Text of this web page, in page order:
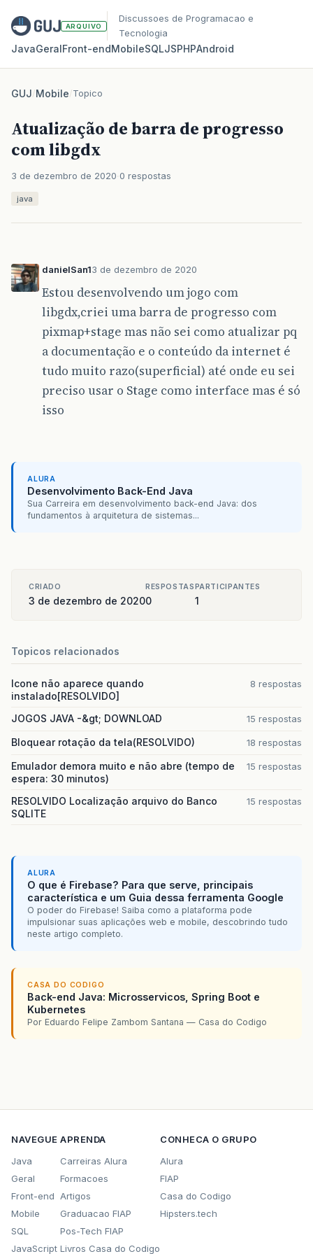
ARQUIVO
Discussoes de Programacao e
Tecnologia
JavaGeralFront‑endMobileSQLJSPHPAndroid
GUJ/Mobile/Topico
Atualização de barra de progresso
com libgdx
3 de dezembro de 2020 0 respostas
java
danielSan13 de dezembro de 2020
Estou desenvolvendo um jogo com
libgdx,criei uma barra de progresso com
pixmap+stage mas não sei como atualizar pq
a documentação e o conteúdo da internet é
tudo muito razo(superficial) até onde eu sei
preciso usar o Stage como interface mas é só
isso
ALURA
Desenvolvimento Back-End Java
Sua Carreira em desenvolvimento back-end Java: dos
fundamentos à arquitetura de sistemas...
CRIADO
3 de dezembro de 2020
RESPOSTAS
0
PARTICIPANTES
1
Topicos relacionados
Icone não aparece quando
instalado[RESOLVIDO]
8 respostas
JOGOS JAVA -&gt; DOWNLOAD 15 respostas
Bloquear rotação da tela(RESOLVIDO) 18 respostas
Emulador demora muito e não abre (tempo de
espera: 30 minutos)
15 respostas
RESOLVIDO Localização arquivo do Banco
SQLITE
15 respostas
ALURA
O que é Firebase? Para que serve, principais
característica e um Guia dessa ferramenta Google
O poder do Firebase! Saiba como a plataforma pode
impulsionar suas aplicações web e mobile, descobrindo tudo
neste artigo completo.
CASA DO CODIGO
Back-end Java: Microsservicos, Spring Boot e
Kubernetes
Por Eduardo Felipe Zambom Santana — Casa do Codigo
NAVEGUE
Java
Geral
Front-end
Mobile
SQL
JavaScript
APRENDA
Carreiras Alura
Formacoes
Artigos
Graduacao FIAP
Pos-Tech FIAP
Livros Casa do Codigo
CONHECA O GRUPO
Alura
FIAP
Casa do Codigo
Hipsters.tech